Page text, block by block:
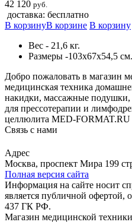
42 120 руб.
доставка: бесплатно
В корзинуВ корзине В корзину
Вес - 21,6 кг.
Размеры -103х67х54,5 см.
Добро пожаловать в магазин
медицинская техника
накидки, массажные подушки,
для прессотерапии и
целлюлита MED-FORMAT.RU
Связь с нами
Адрес
Москва, проспект Мира 199
Полная версия сайта
Информация на сайте носит
является публичной офертой,
437 ГК РФ.
Магазин медицинской